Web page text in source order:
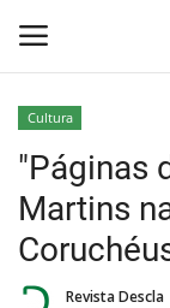
Home
Cultura
"Páginas
Martins
Revista Descla